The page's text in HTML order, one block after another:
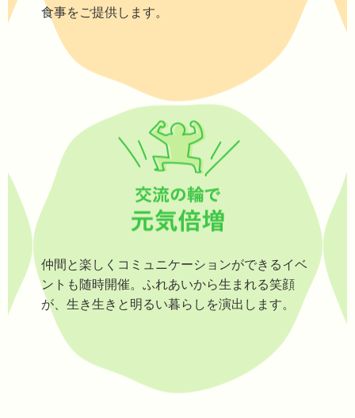
食事をご提供します。
仲間と楽しくコミュニケーションができるイベ
ントも随時開催。ふれあいから生まれる笑顔
が、生き生きと明るい暮らしを演出します。